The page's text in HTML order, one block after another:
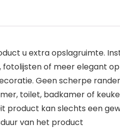
u extra opslagruimte.
fotolijsten of meer elegant
Geen scherpe
toilet, badkamer of
product kan slechts een
van het product